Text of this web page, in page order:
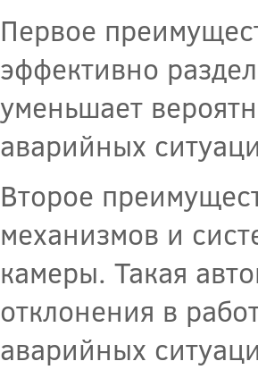
Первое
эффективно
уменьшает
аварийных
Второе
механизмов и
камеры. Такая
отклонения в
аварийных